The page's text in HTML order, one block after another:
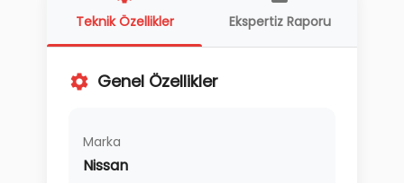
Teknik Özellikler Ekspertiz Raporu
Genel Özellikler
Marka
Nissan